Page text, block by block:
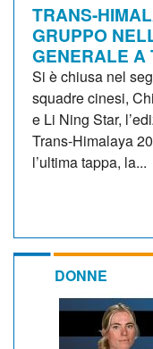
TRANS-
GRUPPO
GENERALE A
Si è chiusa nel
squadre cinesi,
e Li Ning Star,
Trans-Himalaya
l’ultima tappa, la...
DONNE